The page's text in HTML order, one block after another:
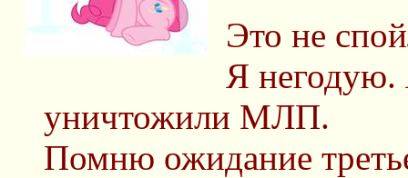
Это не
Я негодую.
уничтожили МЛП.
Помню ожидание